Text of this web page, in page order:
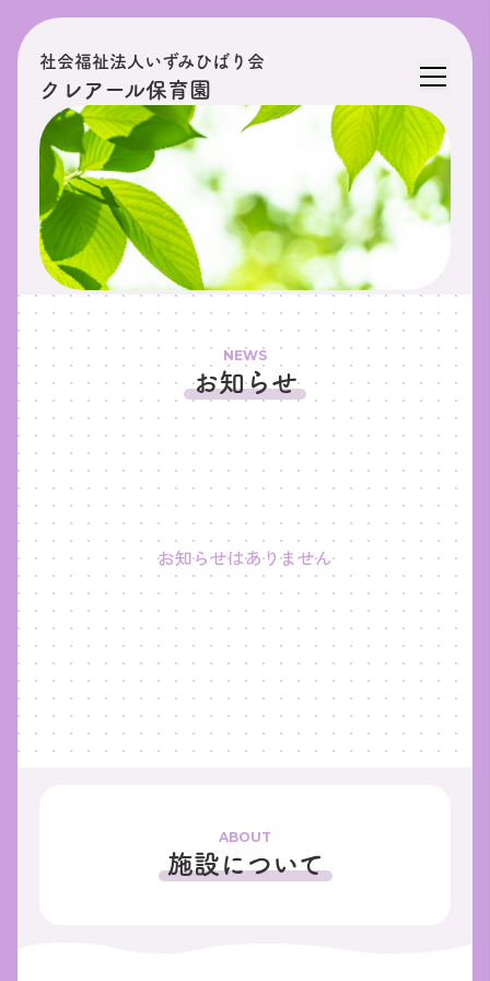
社会福祉法人いずみひばり会
クレアール保育園
NEWS
お知らせ
お知らせはありません
ABOUT
施設について